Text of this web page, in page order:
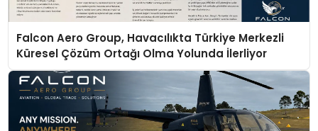
Falcon Aero Group, Havacılıkta Türkiye Merkezli
Küresel Çözüm Ortağı Olma Yolunda İlerliyor